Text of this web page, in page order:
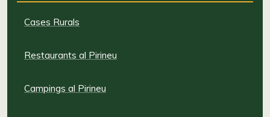
Cases Rurals
Restaurants al Pirineu
Campings al Pirineu